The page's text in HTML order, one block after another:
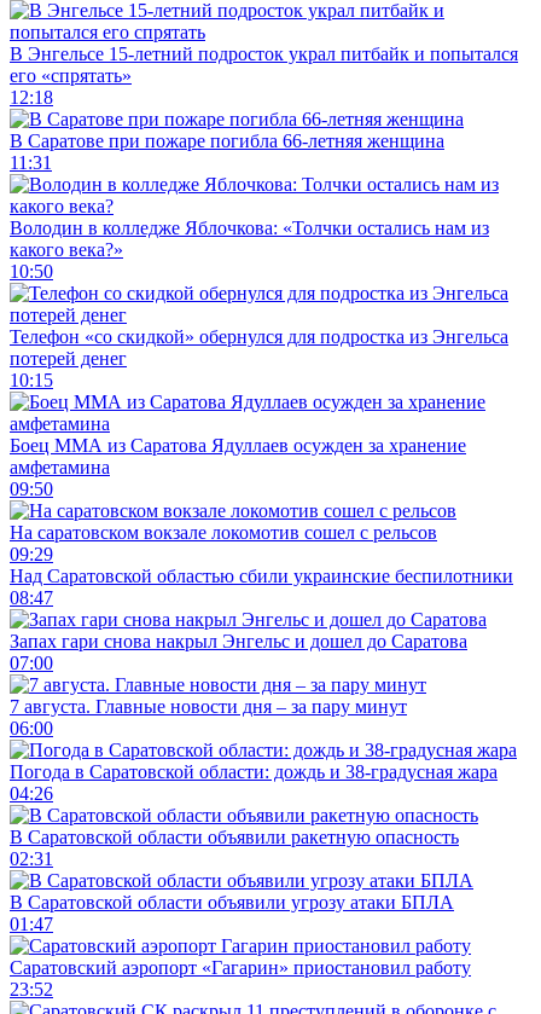
В Энгельсе 15-летний подросток украл питбайк и попытался
его «спрятать»
12:18
В Саратове при пожаре погибла 66-летняя женщина
11:31
Володин в колледже Яблочкова: «Толчки остались нам из
какого века?»
10:50
Телефон «со скидкой» обернулся для подростка из Энгельса
потерей денег
10:15
Боец ММА из Саратова Ядуллаев осужден за хранение
амфетамина
09:50
На саратовском вокзале локомотив сошел с рельсов
09:29
Над Саратовской областью сбили украинские беспилотники
08:47
Запах гари снова накрыл Энгельс и дошел до Саратова
07:00
7 августа. Главные новости дня – за пару минут
06:00
Погода в Саратовской области: дождь и 38-градусная жара
04:26
В Саратовской области объявили ракетную опасность
02:31
В Саратовской области объявили угрозу атаки БПЛА
01:47
Саратовский аэропорт «Гагарин» приостановил работу
23:52